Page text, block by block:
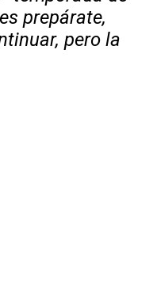
prepárate,
pero la